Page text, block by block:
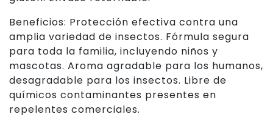
Beneficios: Protección efectiva contra una
amplia variedad de insectos. Fórmula segura
para toda la familia, incluyendo niños y
mascotas. Aroma agradable para los humanos,
desagradable para los insectos. Libre de
químicos contaminantes presentes en
repelentes comerciales.